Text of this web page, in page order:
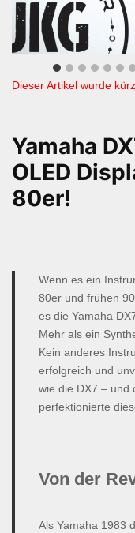
Dieser Artikel wurde
Yamaha
OLED
80er!
Wenn es ein
80er und frühen
es die Yamaha
Mehr als ein
Kein anderes
erfolgreich und
wie die DX7 – und
perfektionierte
Von der
Als Yamaha 1983